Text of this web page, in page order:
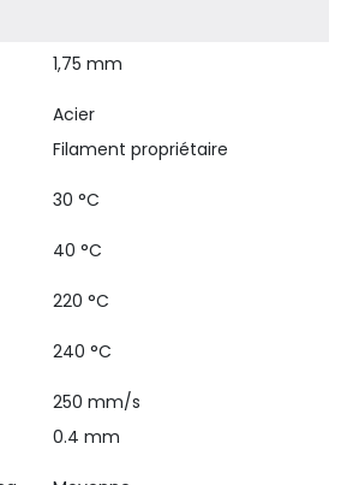
1,75 mm
Acier
Filament propriétaire
30 °C
40 °C
220 °C
240 °C
250 mm/s
0.4 mm